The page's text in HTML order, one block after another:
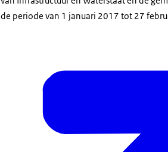
de periode van 1 januari 2017 tot 27